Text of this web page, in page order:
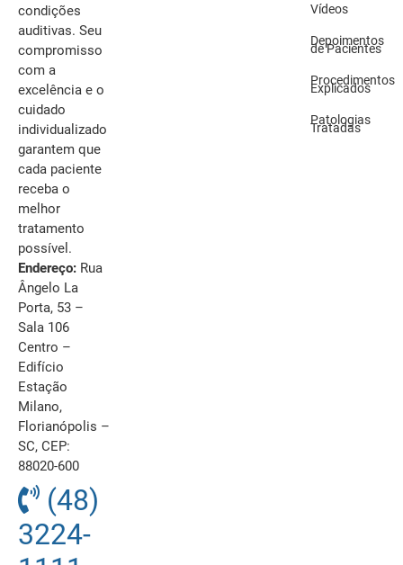
condições
auditivas. Seu
compromisso
com a
excelência e o
cuidado
individualizado
garantem que
cada paciente
receba o
melhor
tratamento
possível.
Endereço: Rua
Ângelo La
Porta, 53 –
Sala 106
Centro –
Edifício
Estação
Milano,
Florianópolis –
SC, CEP:
88020-600
(48)
3224-
Vídeos
Depoimentos
de Pacientes
Procedimentos
Explicados
Patologias
Tratadas